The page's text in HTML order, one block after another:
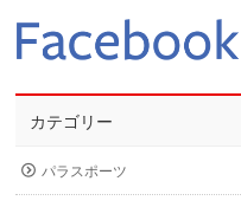
カテゴリー
パラスポーツ